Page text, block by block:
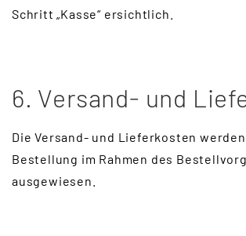
Schritt „Kasse“ ersichtlich.
6. Versand- und
Die Versand- und Lieferkosten
Bestellung im Rahmen des
ausgewiesen.